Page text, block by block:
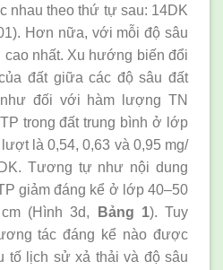
nhau theo thứ tự sau: 14DK
Hơn nữa, với mỗi độ sâu
cao nhất. Xu hướng biến đổi
đất giữa các độ sâu đất
đối với hàm lượng TN
trong đất trung bình ở lớp
là 0,54, 0,63 và 0,95 mg/
Tương tự như nội dung
giảm đáng kể ở lớp 40–50
(Hình 3d,
Bảng 1). Tuy
tác đáng kể nào được
tố lịch sử xả thải và độ sâu